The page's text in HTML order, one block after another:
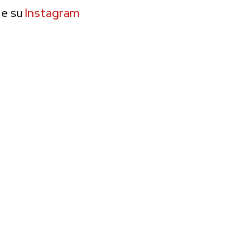
e su Instagram